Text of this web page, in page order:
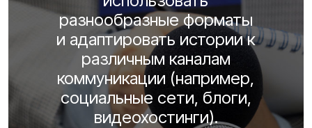
разнообразные форматы
и адаптировать истории к
различным каналам
коммуникации (например,
социальные сети, блоги,
видеохостинги).